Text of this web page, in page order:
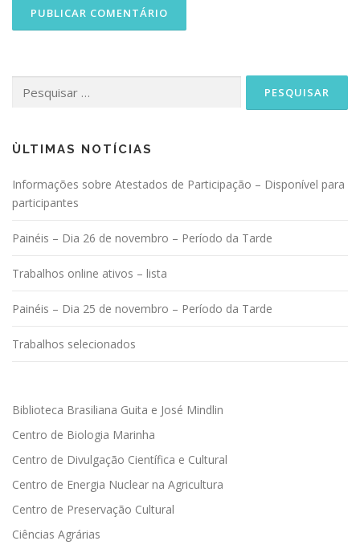
por:
ÙLTIMAS NOTÍCIAS
Informações sobre Atestados de Participação – Disponível para
participantes
Painéis – Dia 26 de novembro – Período da Tarde
Trabalhos online ativos – lista
Painéis – Dia 25 de novembro – Período da Tarde
Trabalhos selecionados
Biblioteca Brasiliana Guita e José Mindlin
Centro de Biologia Marinha
Centro de Divulgação Científica e Cultural
Centro de Energia Nuclear na Agricultura
Centro de Preservação Cultural
Ciências Agrárias